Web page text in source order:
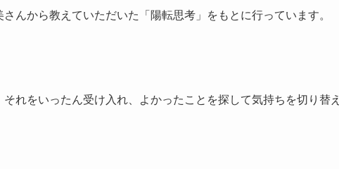
んから教えていただいた「陽転思考」をもとに行っています。
れをいったん受け入れ、よかったことを探して気持ちを切り替え